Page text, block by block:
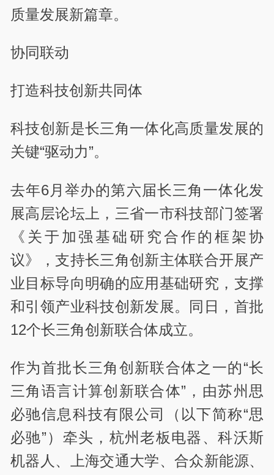
质量发展新篇章。
协同联动
打造科技创新共同体
科技创新是长三角一体化高质量发展的
关键“驱动力”。
去年6月举办的第六届长三角一体化发
展高层论坛上，三省一市科技部门签署
《关于加强基础研究合作的框架协
议》，支持长三角创新主体联合开展产
业目标导向明确的应用基础研究，支撑
和引领产业科技创新发展。同日，首批
12个长三角创新联合体成立。
作为首批长三角创新联合体之一的“长
三角语言计算创新联合体”，由苏州思
必驰信息科技有限公司（以下简称“思
必驰”）牵头，杭州老板电器、科沃斯
机器人、上海交通大学、合众新能源、